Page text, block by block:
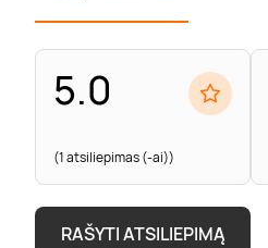
5.0
(1 atsiliepimas (-ai))
RAŠYTI ATSILIEPIMĄ